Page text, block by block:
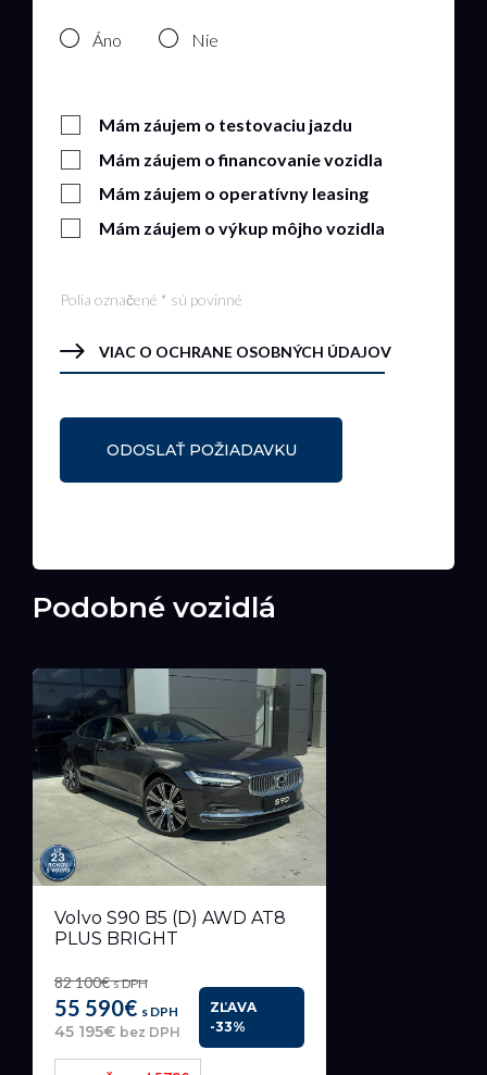
Áno Nie
Mám záujem o testovaciu jazdu
Mám záujem o financovanie vozidla
Mám záujem o operatívny leasing
Mám záujem o výkup môjho vozidla
Polia označené * sú povinné
VIAC O OCHRANE OSOBNÝCH ÚDAJOV
Podobné vozidlá
Volvo S90 B5 (D) AWD AT8
PLUS BRIGHT
82 100€s DPH
55 590€ s DPH
45 195€ bez DPH
ZĽAVA
-33%